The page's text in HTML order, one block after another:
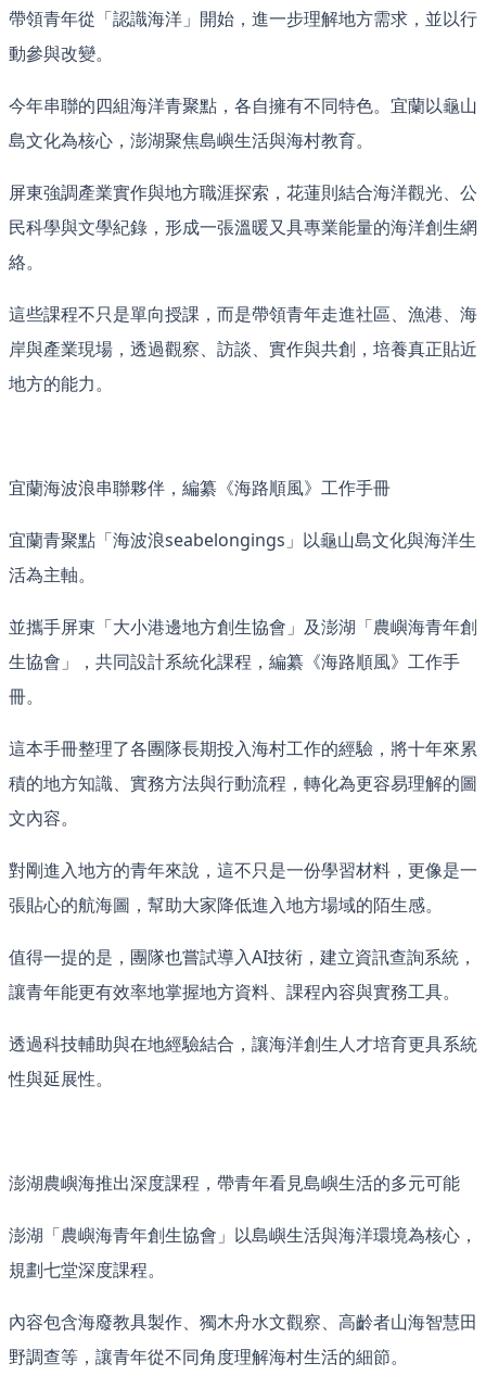
帶領青年從「認識海洋」開始，進一步理解地方需求，並以行
動參與改變。
今年串聯的四組海洋青聚點，各自擁有不同特色。宜蘭以龜山
島文化為核心，澎湖聚焦島嶼生活與海村教育。
屏東強調產業實作與地方職涯探索，花蓮則結合海洋觀光、公
民科學與文學紀錄，形成一張溫暖又具專業能量的海洋創生網
絡。
這些課程不只是單向授課，而是帶領青年走進社區、漁港、海
岸與產業現場，透過觀察、訪談、實作與共創，培養真正貼近
地方的能力。
宜蘭海波浪串聯夥伴，編纂《海路順風》工作手冊
宜蘭青聚點「海波浪seabelongings」以龜山島文化與海洋生
活為主軸。
並攜手屏東「大小港邊地方創生協會」及澎湖「農嶼海青年創
生協會」，共同設計系統化課程，編纂《海路順風》工作手
冊。
這本手冊整理了各團隊長期投入海村工作的經驗，將十年來累
積的地方知識、實務方法與行動流程，轉化為更容易理解的圖
文內容。
對剛進入地方的青年來說，這不只是一份學習材料，更像是一
張貼心的航海圖，幫助大家降低進入地方場域的陌生感。
值得一提的是，團隊也嘗試導入AI技術，建立資訊查詢系統，
讓青年能更有效率地掌握地方資料、課程內容與實務工具。
透過科技輔助與在地經驗結合，讓海洋創生人才培育更具系統
性與延展性。
澎湖農嶼海推出深度課程，帶青年看見島嶼生活的多元可能
澎湖「農嶼海青年創生協會」以島嶼生活與海洋環境為核心，
規劃七堂深度課程。
內容包含海廢教具製作、獨木舟水文觀察、高齡者山海智慧田
野調查等，讓青年從不同角度理解海村生活的細節。